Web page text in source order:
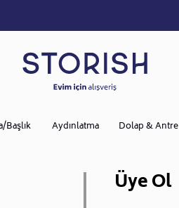
Başlık Aydınlatma Dolap & Antre
Üye Ol